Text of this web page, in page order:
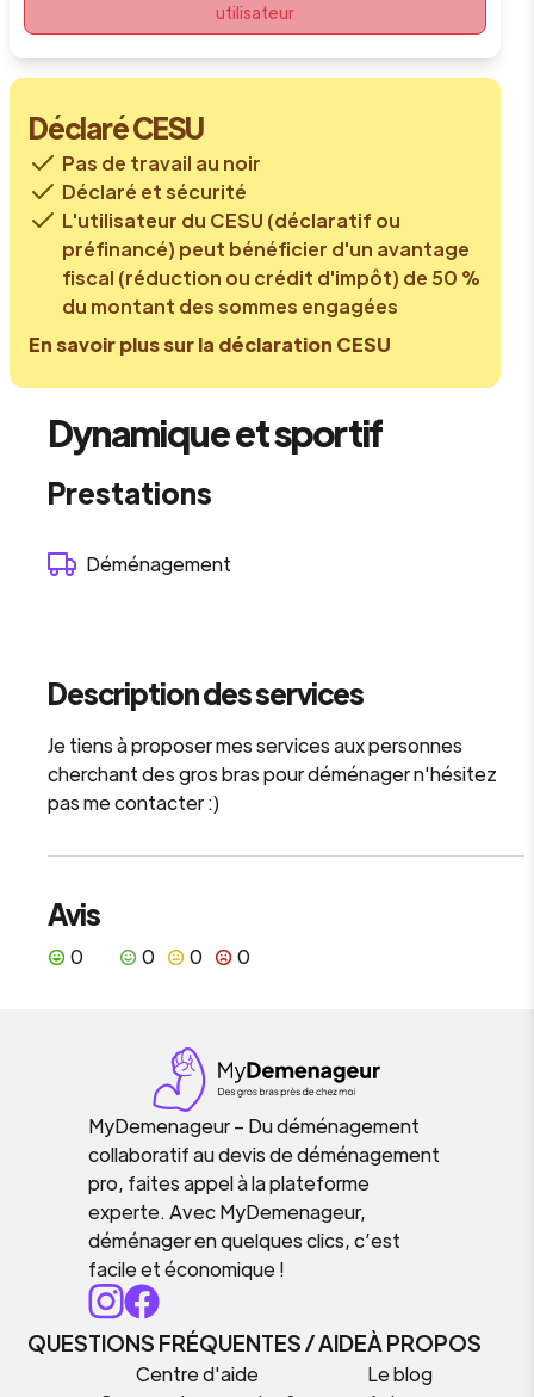
utilisateur
Déclaré CESU
Pas de travail au noir
Déclaré et sécurité
L'utilisateur du CESU (déclaratif ou
préfinancé) peut bénéficier d'un avantage
fiscal (réduction ou crédit d'impôt) de 50 %
du montant des sommes engagées
En savoir plus sur la déclaration CESU
Dynamique et sportif
Prestations
Déménagement
Description des services
Je tiens à proposer mes services aux personnes
cherchant des gros bras pour déménager n'hésitez
pas me contacter :)
Avis
0 0 0 0
MyDemenageur – Du déménagement
collaboratif au devis de déménagement
pro, faites appel à la plateforme
experte. Avec MyDemenageur,
déménager en quelques clics, c’est
facile et économique !
QUESTIONS FRÉQUENTES / AIDE
Centre d'aide
À PROPOS
Le blog